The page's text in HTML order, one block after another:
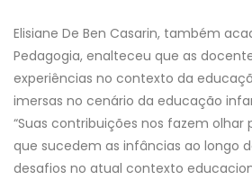
Elisiane De Ben Casarin, também
Pedagogia, enalteceu que as
experiências no contexto da
imersas no cenário da educação
“Suas contribuições nos fazem olhar
que sucedem as infâncias ao longo
desafios no atual contexto